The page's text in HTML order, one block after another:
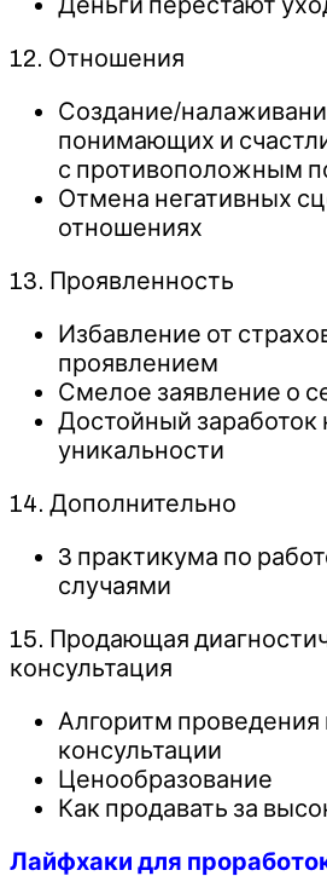
12. Отношения
Создание/
понимающих и
с противоположным
Отмена негативных
отношениях
13. Проявленность
Избавление от
проявлением
Смелое заявление о
Достойный заработок
уникальности
14. Дополнительно
3 практикума по
случаями
15. Продающая
консультация
Алгоритм
консультации
Ценообразование
Как продавать за
Лайфхаки для